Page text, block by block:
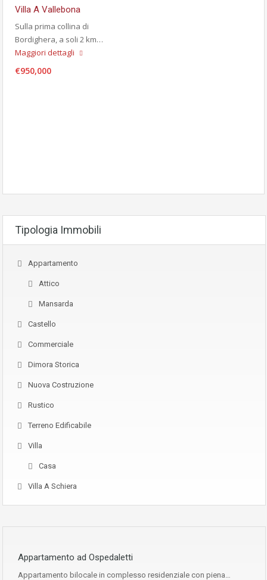
Villa A Vallebona
Sulla prima collina di
Bordighera, a soli 2 km…
Maggiori dettagli
€950,000
Tipologia Immobili
Appartamento
Attico
Mansarda
Castello
Commerciale
Dimora Storica
Nuova Costruzione
Rustico
Terreno Edificabile
Villa
Casa
Villa A Schiera
Appartamento ad Ospedaletti
Appartamento bilocale in complesso residenziale con piena…